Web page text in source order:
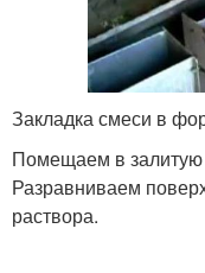
Закладка смеси в
Помещаем в залитую
Разравниваем
раствора.